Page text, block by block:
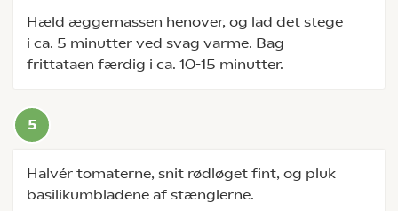
Hæld æggemassen henover, og lad det stege
i ca. 5 minutter ved svag varme. Bag
frittataen færdig i ca. 10-15 minutter.
Halvér tomaterne, snit rødløget fint, og pluk
basilikumbladene af stænglerne.